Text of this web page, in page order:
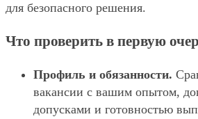
для безопасного решения.
Что проверить в первую
Профиль и обязанности.
вакансии с вашим опытом,
допусками и готовностью